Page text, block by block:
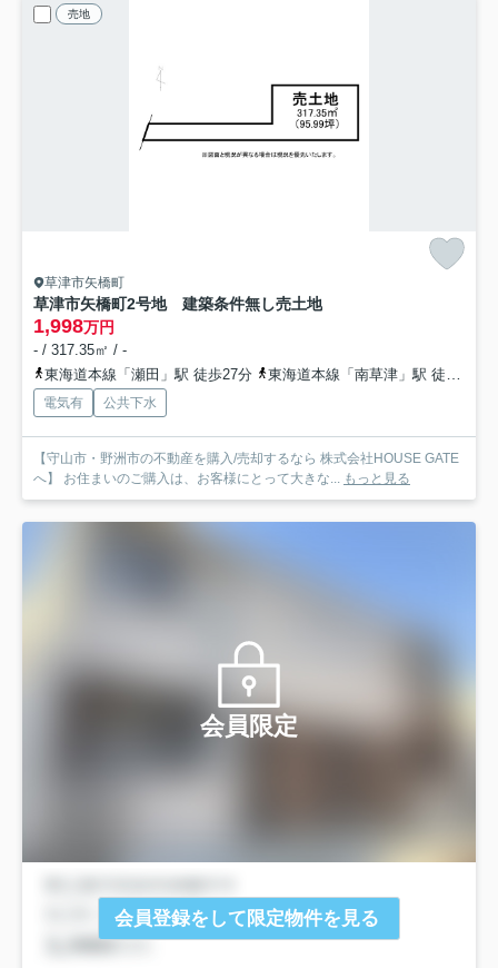
売地
草津市矢橋町
草津市矢橋町2号地 建築条件無し売土地
1,998万円
- / 317.35㎡ / -
東海道本線「瀬田」駅 徒歩27分
東海道本線「南草津」駅 徒歩35分
電気有 公共下水
【守山市・野洲市の不動産を購入/売却するなら 株式会社HOUSE GATE
へ】 お住まいのご購入は、お客様にとって大きな... もっと見る
会員限定
会員登録をして限定物件を見る